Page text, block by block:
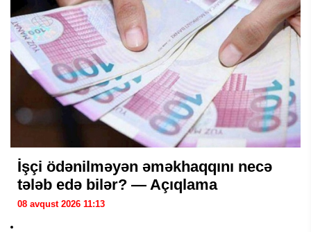
İşçi ödənilməyən əməkhaqqını necə
tələb edə bilər? — Açıqlama
08 avqust 2026 11:13